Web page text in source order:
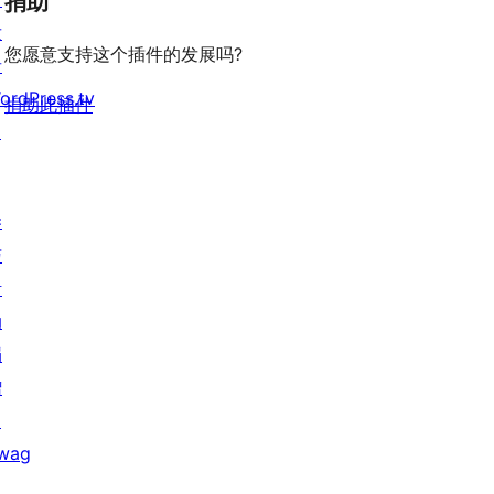
您愿意支持这个插件的发展吗?
捐助此插件